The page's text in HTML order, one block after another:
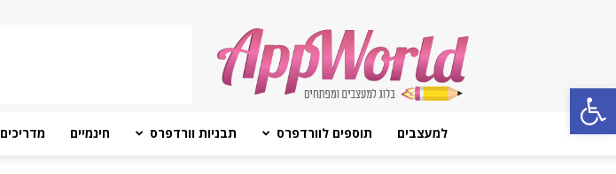
Open toolbar
AppWorld
למעצבים תוספים לוורדפרס תבניות וורדפרס חינמיים מדריכים